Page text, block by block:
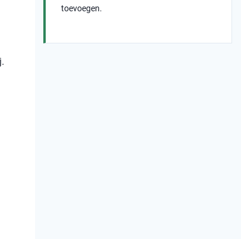
toevoegen.